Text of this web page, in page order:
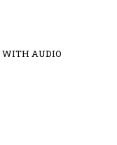
WITH AUDIO